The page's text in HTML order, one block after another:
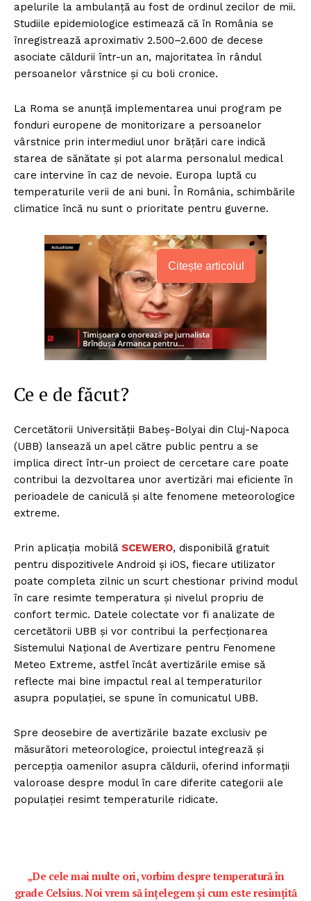
apelurile la ambulanță au fost de ordinul zecilor de mii.
Studiile epidemiologice estimează că în România se
înregistrează aproximativ 2.500–2.600 de decese
asociate căldurii într-un an, majoritatea în rândul
persoanelor vârstnice și cu boli cronice.
La Roma se anunță implementarea unui program pe
fonduri europene de monitorizare a persoanelor
vârstnice prin intermediul unor brățări care indică
starea de sănătate și pot alarma personalul medical
care intervine în caz de nevoie. Europa luptă cu
temperaturile verii de ani buni. În România, schimbările
climatice încă nu sunt o prioritate pentru guverne.
Citește articolul
Ce e de făcut?
Cercetătorii Universității Babeș-Bolyai din Cluj-Napoca
(UBB) lansează un apel către public pentru a se
implica direct într-un proiect de cercetare care poate
contribui la dezvoltarea unor avertizări mai eficiente în
perioadele de caniculă și alte fenomene meteorologice
extreme.
Prin aplicația mobilă SCEWERO, disponibilă gratuit
pentru dispozitivele Android și iOS, fiecare utilizator
poate completa zilnic un scurt chestionar privind modul
în care resimte temperatura și nivelul propriu de
confort termic. Datele colectate vor fi analizate de
cercetătorii UBB și vor contribui la perfecționarea
Sistemului Național de Avertizare pentru Fenomene
Meteo Extreme, astfel încât avertizările emise să
reflecte mai bine impactul real al temperaturilor
asupra populației, se spune în comunicatul UBB.
Spre deosebire de avertizările bazate exclusiv pe
măsurători meteorologice, proiectul integrează și
percepția oamenilor asupra căldurii, oferind informații
valoroase despre modul în care diferite categorii ale
populației resimt temperaturile ridicate.
„De cele mai multe ori, vorbim despre temperatură în
grade Celsius. Noi vrem să înțelegem și cum este resimțită